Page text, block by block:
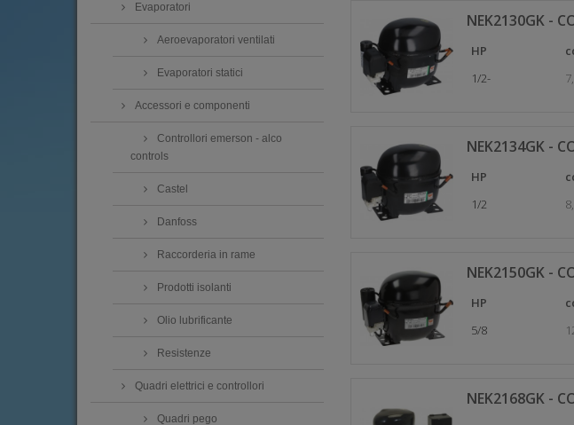
Evaporatori
Aeroevaporatori ventilati
Evaporatori statici
Accessori e componenti
Controllori emerson - alco
controls
Castel
Danfoss
Raccorderia in rame
Prodotti isolanti
Olio lubrificante
Resistenze
Quadri elettrici e controllori
Quadri pego
NEK2130GK -
HP
1/2-
NEK2134GK -
HP
1/2
NEK2150GK -
HP
5/8
NEK2168GK -